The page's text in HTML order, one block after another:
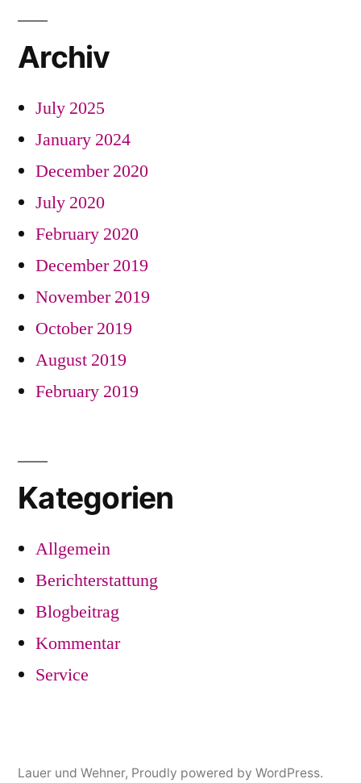
Archiv
July 2025
January 2024
December 2020
July 2020
February 2020
December 2019
November 2019
October 2019
August 2019
February 2019
Kategorien
Allgemein
Berichterstattung
Blogbeitrag
Kommentar
Service
Lauer und Wehner, Proudly powered by WordPress.